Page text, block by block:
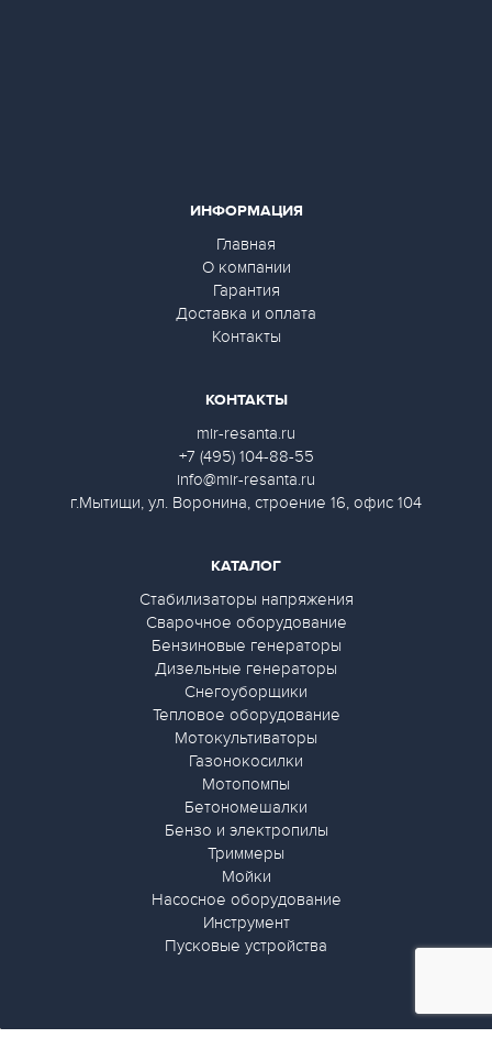
ИНФОРМАЦИЯ
Главная
О компании
Гарантия
Доставка и оплата
Контакты
КАТАЛОГ
Стабилизаторы напряжения
Сварочное оборудование
Бензиновые генераторы
Дизельные генераторы
Снегоуборщики
Тепловое оборудование
Мотокультиваторы
Газонокосилки
Мотопомпы
Бетономешалки
Бензо и электропилы
Триммеры
Мойки
Насосное оборудование
Инструмент
Пусковые устройства
КОНТАКТЫ
mir-resanta.ru
+7 (495) 104-88-55
info@mir-resanta.ru
г.Мытищи, ул. Воронина, строение 16, офис 104